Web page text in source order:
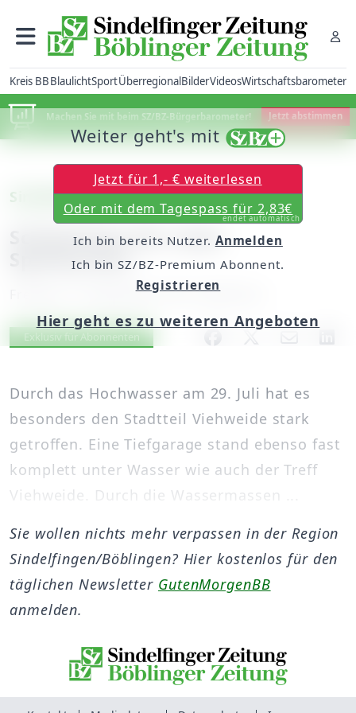
Kreis BBBlaulichtSportÜberregionalBilderVideosWirtschaftsbarometer
Machen Sie mit beim SZ/BZ-Bürgerbarometer! Jetzt abstimmen
Sindelfingen
Schlemmen für neue
Spielsachen
Freitag, 13. September 2013, 00:00 Uhr
Artikel vorlesen
Exklusiv für Abonnenten
Durch das Hochwasser am 29. Juli hat es
besonders den Stadtteil Viehweide stark
getroffen. Eine Tiefgarage stand ebenso fast
komplett unter Wasser wie auch der Treff
Viehweide. Durch die Wassermassen ...
Weiter geht's mit
Jetzt für 1,- € weiterlesen
Oder mit dem Tagespass für 2,83€
endet automatisch
Ich bin bereits Nutzer. Anmelden
Ich bin SZ/BZ-Premium Abonnent.
Registrieren
Hier geht es zu weiteren Angeboten
Sie wollen nichts mehr verpassen in der Region
Sindelfingen/Böblingen? Hier kostenlos für den
täglichen Newsletter GutenMorgenBB
anmelden.